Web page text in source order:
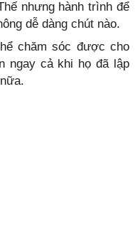
nhưng hành trình để
dễ dàng chút nào.
chăm sóc được cho
ngay cả khi họ đã lập